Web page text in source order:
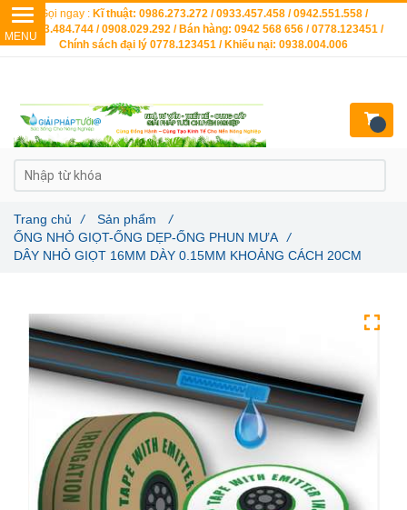
Trang chủ / Sản phẩm
/
ỐNG NHỎ GIỌT-ỐNG DẸP-ỐNG PHUN MƯA
/
DÂY NHỎ GIỌT 16MM DÀY 0.15MM KHOẢNG CÁCH 20CM
Gọi ngay : Kĩ thuật: 0986.273.272 / 0933.457.458 / 0942.551.558 /
0903.484.744 / 0908.029.292 / Bán hàng: 0942 568 656 / 0778.123451 /
Chính sách đại lý 0778.123451 / Khiếu nại: 0938.004.006